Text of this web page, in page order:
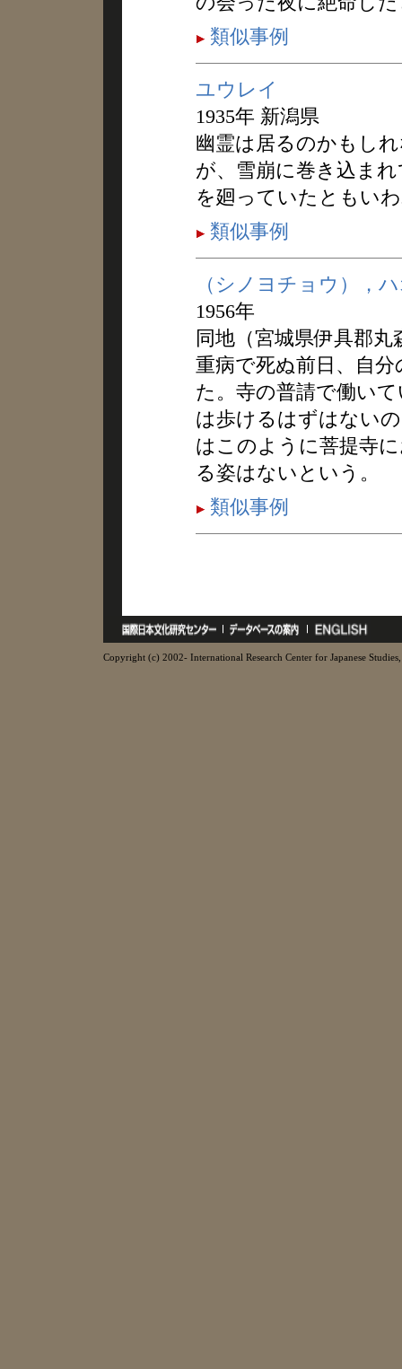
類似事例
ユウレイ
1935年 新潟県
幽霊は居るのかもし
が、雪崩に巻き込ま
を廻っていたともい
類似事例
（シノヨチョウ），
1956年
同地（宮城県伊具郡
重病で死ぬ前日、自
た。寺の普請で働い
は歩けるはずはない
はこのように菩提寺
る姿はないという。
類似事例
Copyright (c) 2002- International Research Center for Japanese